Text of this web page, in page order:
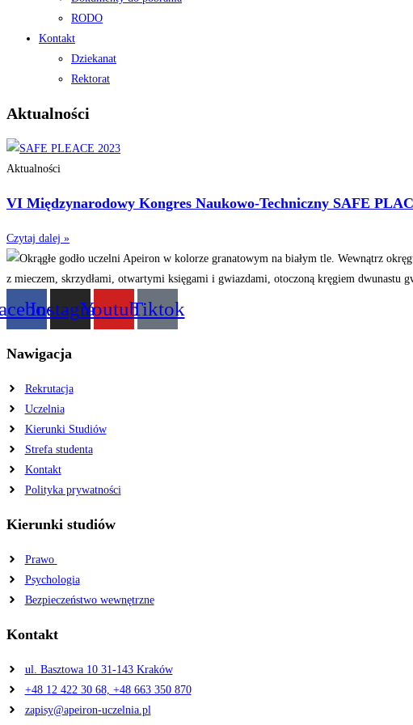
RODO
Kontakt
Dziekanat
Rektorat
Aktualności
Aktualności
VI Międzynarodowy Kongres Naukowo-Techniczny SAFE
Czytaj dalej »
InstagramYoutubeTiktok
Nawigacja
Rekrutacja
Uczelnia
Kierunki Studiów
Strefa studenta
Kontakt
Polityka prywatności
Kierunki studiów
Prawo
Psychologia
Bezpieczeństwo wewnętrzne
Kontakt
ul. Basztowa 10 31-143 Kraków
+48 12 422 30 68, +48 663 350 870
zapisy@apeiron-uczelnia.pl